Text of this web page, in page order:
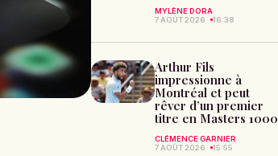
MYLÈNE DORA
7 AOÛT 2026
16:38
Arthur Fils
impressionne à
Montréal et peut
rêver d’un premier
titre en Masters 1000
CLÉMENCE GARNIER
7 AOÛT 2026
15:55